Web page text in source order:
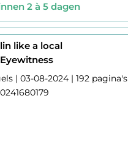
2 à 5 dagen
like a local
| 03-08-2024 | 192 pagina's